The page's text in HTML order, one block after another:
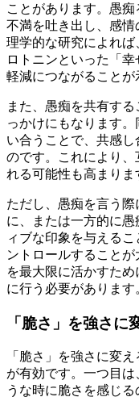
ことがあります。愚
不満を吐き出し、感
理学的な研究によれ
ロトニンといった「
軽減につながることが
また、愚痴を共有す
っかけにもなります
い合うことで、共感
のです。これにより
れる可能性も高まりま
ただし、愚痴を言う
に、または一方的に
ィブな印象を与える
ントロールすること
を最大限に活かすた
に行う必要があります
「脆さ」を強さに
「脆さ」を強さに変
が有効です。一つ目
うな時に脆さを感じ